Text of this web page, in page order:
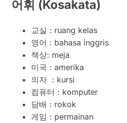
어휘 (Kosakata)
교실 : ruang kelas
영어 : bahasa inggris
책상: meja
미국 : amerika
의자 : kursi
컴퓨터 : komputer
담배 : rokok
게임 : permainan